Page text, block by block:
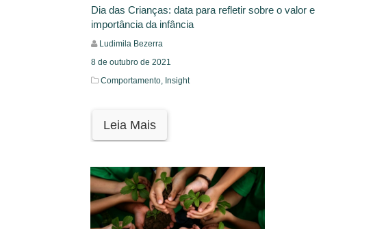
Dia das Crianças: data para refletir sobre o valor e
importância da infância
Ludimila Bezerra
8 de outubro de 2021
Comportamento, Insight
Leia Mais